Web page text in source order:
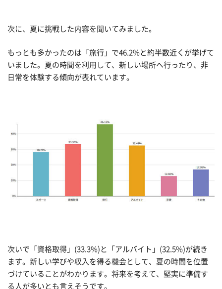
次に、夏に挑戦した内容を聞いてみました。
もっとも多かったのは「旅行」で46.2%と約半数近くが挙げて
いました。夏の時間を利用して、新しい場所へ行ったり、非
日常を体験する傾向が表れています。
次いで「資格取得」(33.3%)と「アルバイト」(32.5%)が続き
ます。新しい学びや収入を得る機会として、夏の時間を位置
づけていることがわかります。将来を考えて、堅実に準備す
る人が多いとも言えそうです。